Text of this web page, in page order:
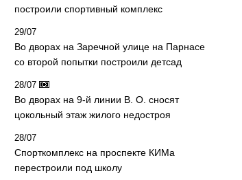
построили спортивный комплекс
29/07
Во дворах на Заречной улице на Парнасе
со второй попытки построили детсад
28/07
Во дворах на 9-й линии В. О. сносят
цокольный этаж жилого недостроя
28/07
Спорткомплекс на проспекте КИМа
перестроили под школу